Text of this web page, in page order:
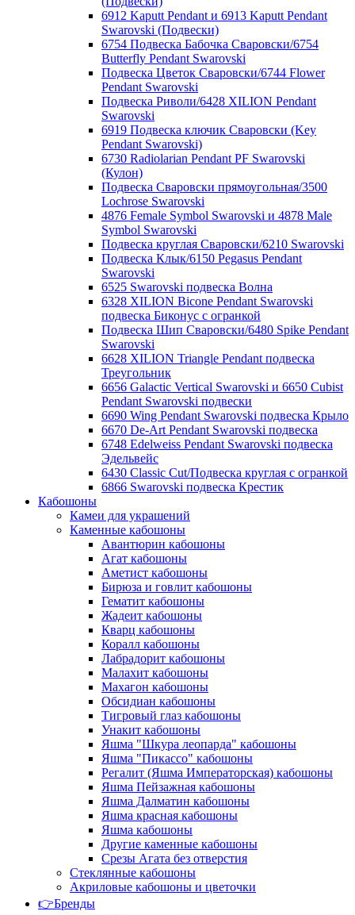
6912 Kaputt Pendant и 6913 Kaputt Pendant
Swarovski (Подвески)
6754 Подвеска Бабочка Сваровски/6754
Butterfly Pendant Swarovski
Подвеска Цветок Сваровски/6744 Flower
Pendant Swarovski
Подвеска Риволи/6428 XILION Pendant
Swarovski
6919 Подвеска ключик Сваровски (Key
Pendant Swarovski)
6730 Radiolarian Pendant PF Swarovski
(Кулон)
Подвеска Сваровски прямоугольная/3500
Lochrose Swarovski
4876 Female Symbol Swarovski и 4878 Male
Symbol Swarovski
Подвеска круглая Сваровски/6210 Swarovski
Подвеска Клык/6150 Pegasus Pendant
Swarovski
6525 Swarovski подвеска Волна
6328 XILION Bicone Pendant Swarovski
подвеска Биконус c огранкой
Подвеска Шип Сваровски/6480 Spike Pendant
Swarovski
6628 XILION Triangle Pendant подвеска
Треугольник
6656 Galactic Vertical Swarovski и 6650 Cubist
Pendant Swarovski подвески
6690 Wing Pendant Swarovski подвеска Крыло
6670 De-Art Pendant Swarovski подвеска
6748 Edelweiss Pendant Swarovski подвеска
Эдельвейс
6430 Classic Cut/Подвеска круглая с огранкой
6866 Swarovski подвеска Крестик
Кабошоны
Камеи для украшений
Каменные кабошоны
Авантюрин кабошоны
Агат кабошоны
Аметист кабошоны
Бирюза и говлит кабошоны
Гематит кабошоны
Жадеит кабошоны
Кварц кабошоны
Коралл кабошоны
Лабрадорит кабошоны
Малахит кабошоны
Махагон кабошоны
Обсидиан кабошоны
Тигровый глаз кабошоны
Унакит кабошоны
Яшма "Шкура леопарда" кабошоны
Яшма "Пикассо" кабошоны
Регалит (Яшма Императорская) кабошоны
Яшма Пейзажная кабошоны
Яшма Далматин кабошоны
Яшма красная кабошоны
Яшма кабошоны
Другие каменные кабошоны
Срезы Агата без отверстия
Стеклянные кабошоны
Акриловые кабошоны и цветочки
👉Бренды